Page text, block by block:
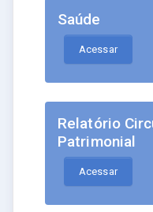
Saúde
Acessar
Relatório
Patrimonial
Acessar